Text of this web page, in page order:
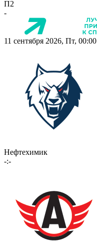
П2
-
11 сентября 2026, Пт, 00:00
Нефтехимик
-:-